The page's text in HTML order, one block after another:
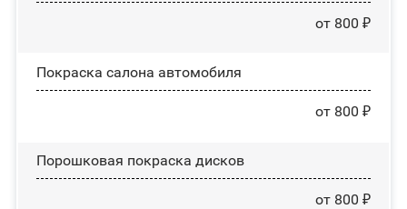
от 800 ₽
Покраска салона автомобиля
от 800 ₽
Порошковая покраска дисков
от 800 ₽